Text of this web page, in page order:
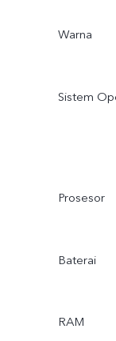
Warna
Sistem
Prosesor
Baterai
RAM